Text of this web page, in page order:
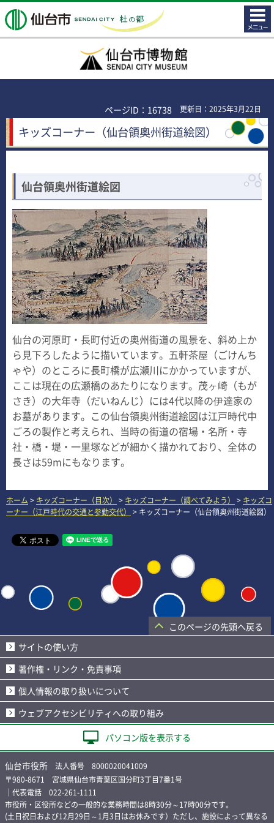
仙台市
コンテ
ンツメ
ニュー
仙台市博物館
ページID：16738 更新日：2025年3月22日
キッズコーナー（仙台領奥州街道絵図）
仙台領奥州街道絵図
仙台の河原町・長町付近の奥州街道の風景を、斜め上か
ら見下ろしたように描いています。五軒茶屋（ごけんち
ゃや）のところに長町橋が広瀬川にかかっていますが、
ここは現在の広瀬橋のあたりになります。茂ヶ崎（もが
さき）の大年寺（だいねんじ）には4代以降の伊達家の
お墓があります。この仙台領奥州街道絵図は江戸時代中
ごろの製作と考えられ、当時の街道の宿場・名所・寺
社・橋・堤・一里塚などが細かく描かれており、全体の
長さは59mにもなります。
ホーム > キッズコーナー（目次） > キッズコーナー（調べてみよう） > キッズコ
ーナー（江戸時代の交通と参勤交代）
> キッズコーナー（仙台領奥州街道絵図）
このページの先頭へ戻る
サイトの使い方
著作権・リンク・免責事項
個人情報の取り扱いについて
ウェブアクセシビリティへの取り組み
パソコン版を表示する
仙台市役所 法人番号 8000020041009
〒980-8671 宮城県仙台市青葉区国分町3丁目7番1号
｜代表電話 022-261-1111
市役所・区役所などの一般的な業務時間は8時30分～17時00分です。
(土日祝日および12月29日～1月3日はお休みです）ただし、施設によって異なる